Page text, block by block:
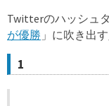
Twitterのハッシュ
が優勝 」に吹き出
1